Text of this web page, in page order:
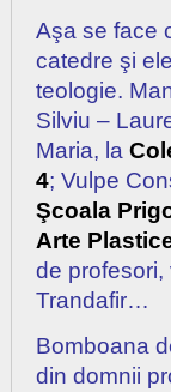
Aşa se face
catedre şi
teologie.
Silviu –
Maria, la
4; Vulpe
Şcoala
Arte
de profesori,
Trandafir…
Bomboana
din domnii